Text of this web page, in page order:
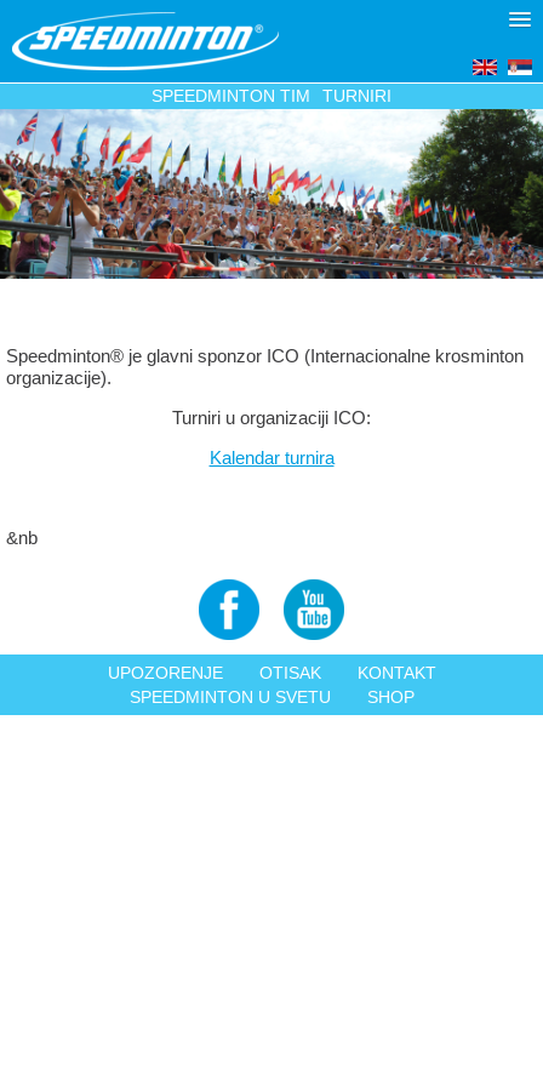
SPEEDMINTON TIM TURNIRI
Speedminton® je glavni sponzor ICO (Internacionalne krosminton
organizacije).
Turniri u organizaciji ICO:
Kalendar turnira
&nb
UPOZORENJE OTISAK
KONTAKT
SPEEDMINTON U SVETU
SHOP